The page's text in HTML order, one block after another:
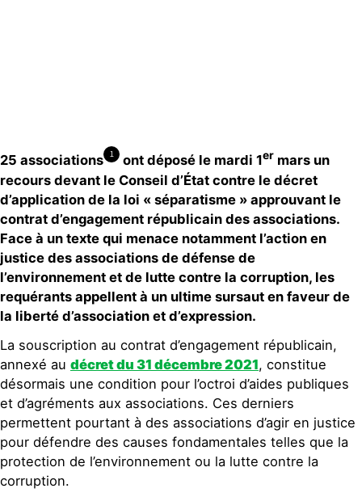
25 associations 1 ont déposé le mardi 1er mars un
recours devant le Conseil d’État contre le décret
d’application de la loi « séparatisme » approuvant le
contrat d’engagement républicain des associations.
Face à un texte qui menace notamment l’action en
justice des associations de défense de
l’environnement et de lutte contre la corruption, les
requérants appellent à un ultime sursaut en faveur de
la liberté d’association et d’expression.
La souscription au contrat d’engagement républicain,
annexé au décret du 31 décembre 2021, constitue
désormais une condition pour l’octroi d’aides publiques
et d’agréments aux associations. Ces derniers
permettent pourtant à des associations d’agir en justice
pour défendre des causes fondamentales telles que la
protection de l’environnement ou la lutte contre la
corruption.